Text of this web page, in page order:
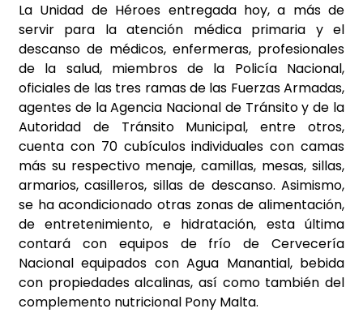
La Unidad de Héroes entregada hoy, a más de
servir para la atención médica primaria y el
descanso de médicos, enfermeras, profesionales
de la salud, miembros de la Policía Nacional,
oficiales de las tres ramas de las Fuerzas Armadas,
agentes de la Agencia Nacional de Tránsito y de la
Autoridad de Tránsito Municipal, entre otros,
cuenta con 70 cubículos individuales con camas
más su respectivo menaje, camillas, mesas, sillas,
armarios, casilleros, sillas de descanso. Asimismo,
se ha acondicionado otras zonas de alimentación,
de entretenimiento, e hidratación, esta última
contará con equipos de frío de Cervecería
Nacional equipados con Agua Manantial, bebida
con propiedades alcalinas, así como también del
complemento nutricional Pony Malta.